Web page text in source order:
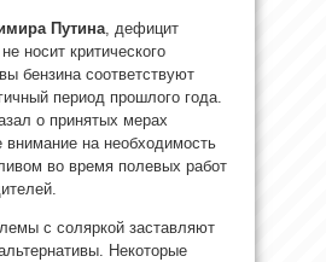
Путина , дефицит
носит критического
бензина соответствуют
период прошлого года.
о принятых мерах
внимание на необходимость
во время полевых работ
с соляркой заставляют
Некоторые